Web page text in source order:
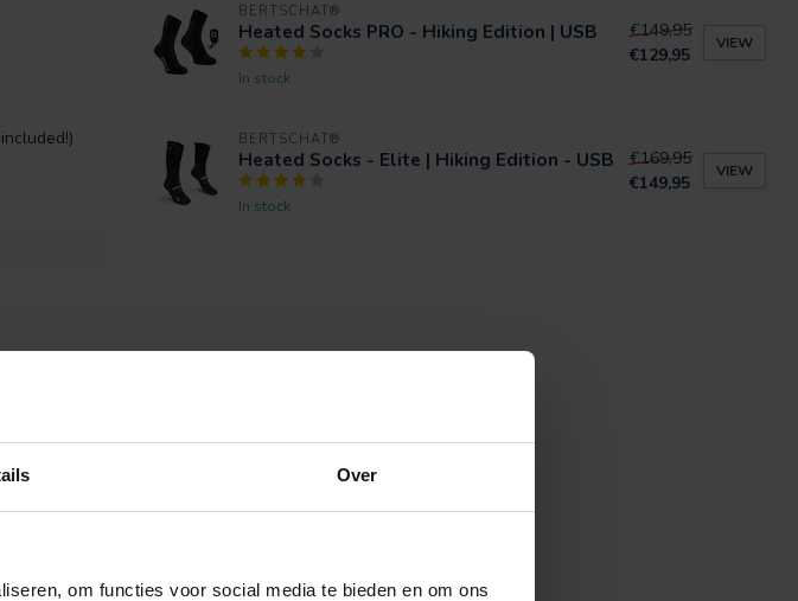
Over
om functies voor social media te bieden en om ons
BERTSCHAT®
Heated Socks PRO - Hiking Edition | USB
In stock
€149,95
€129,95
VIEW
BERTSCHAT®
Heated Socks - Elite | Hiking Edition - USB
In stock
€169,95
€149,95
VIEW